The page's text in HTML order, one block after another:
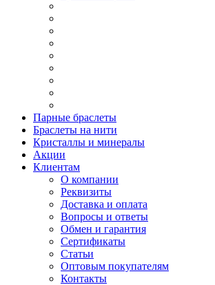
Парные браслеты
Браслеты на нити
Кристаллы и минералы
Акции
Клиентам
О компании
Реквизиты
Доставка и оплата
Вопросы и ответы
Обмен и гарантия
Сертификаты
Статьи
Оптовым покупателям
Контакты